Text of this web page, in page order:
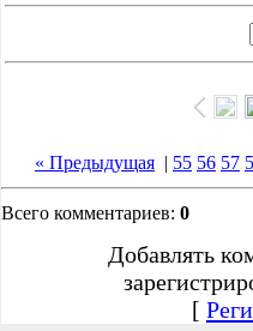
« Предыдущая | 55 56 57
Всего комментариев: 0
Добавлять
[